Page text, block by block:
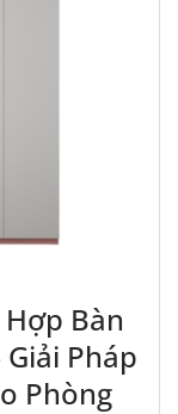
Bàn
Pháp
Phòng